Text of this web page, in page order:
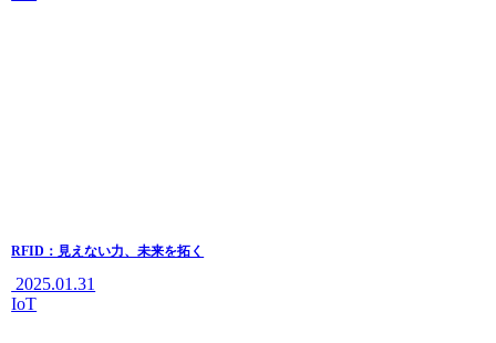
RFID：見えない力、未来を拓く
2025.01.31
IoT